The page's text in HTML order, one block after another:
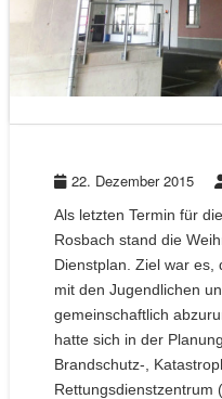
22. Dezember 2015
Als letzten Termin für
Rosbach stand die
Dienstplan. Ziel war es,
mit den Jugendlichen
gemeinschaftlich
hatte sich in der
Brandschutz-,
Rettungsdienstzentrum